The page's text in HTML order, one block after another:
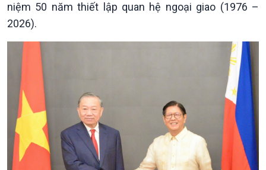
Chính trị
Tin Chính trị
Thế giới
Tin thế giới
niệm 50 năm thiết lập quan hệ ngoại giao (1976 –
2026).